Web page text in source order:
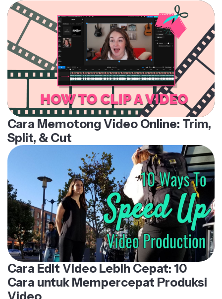
: Dengan membuat
klip dari video besar, kamu dapat membuat
segmen yang fokus dan menggunakannya
kembali sebagai berbagai video media sosial
bentuk pendek. Klip pendek juga lebih mungkin
ditonton sepenuhnya, dan format ini memudahkan
berbagi, membantu konten kamu menjangkau
audiens yang lebih luas.
Cara Memotong Video Online: Trim,
Split, & Cut
Cara Edit Video Lebih Cepat: 10
Cara untuk Mempercepat Produksi